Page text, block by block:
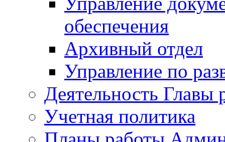
обеспечения
Архивный отдел
Управление по
Деятельность Главы
Учетная политика